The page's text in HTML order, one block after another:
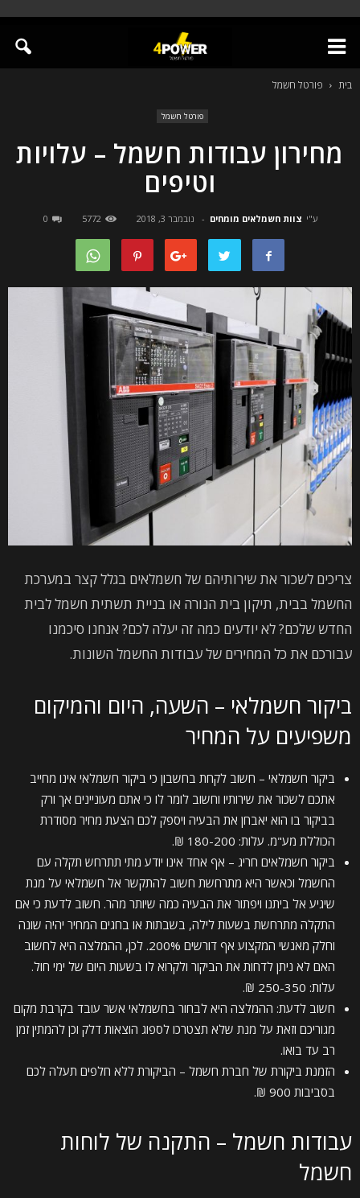
בית פורטל חשמל
פורטל חשמל
מחירון עבודות חשמל – עלויות
וטיפים
ע"י צוות חשמלאים מומחים - נובמבר 3, 2018 5772
0
צריכים לשכור את שירותיהם של חשמלאים בגלל קצר במערכת
החשמל בבית, תיקון בית הנורה או בניית תשתית חשמל לבית
החדש שלכם? לא יודעים כמה זה יעלה לכם? אנחנו סיכמנו
עבורכם את כל המחירים של עבודות החשמל השונות.
ביקור חשמלאי – השעה, היום והמיקום
משפיעים על המחיר
ביקור חשמלאי – חשוב לקחת בחשבון כי ביקור חשמלאי אינו מחייב
אתכם לשכור את שירותיו וחשוב לומר לו כי אתם מעוניינים אך ורק
בביקור בו הוא יאבחן את הבעיה ויספק לכם הצעת מחיר מסודרת
הכוללת מע"מ. עלות: 180-200 ₪.
ביקור חשמלאים חריג – אף אחד אינו יודע מתי תתרחש תקלה עם
החשמל וכאשר היא מתרחשת חשוב להתקשר אל חשמלאי על מנת
שיגיע אל ביתנו ויפתור את הבעיה כמה שיותר מהר. חשוב לדעת כי אם
התקלה מתרחשת בשעות לילה, בשבתות או בחגים המחיר יהיה שונה
וחלק מאנשי המקצוע אף דורשים 200%. לכן, ההמלצה היא לחשוב
האם לא ניתן לדחות את הביקור ולקרוא לו בשעות היום של ימי חול.
עלות: 250-350 ₪.
חשוב לדעת: ההמלצה היא לבחור בחשמלאי אשר עובד בקרבת מקום
מגוריכם וזאת על מנת שלא תצטרכו לספוג הוצאות דלק וכן להמתין זמן
רב עד בואו.
הזמנת ביקורת של חברת חשמל – הביקורת ללא חלפים תעלה לכם
בסביבות 900 ₪.
עבודות חשמל – התקנה של לוחות
חשמל